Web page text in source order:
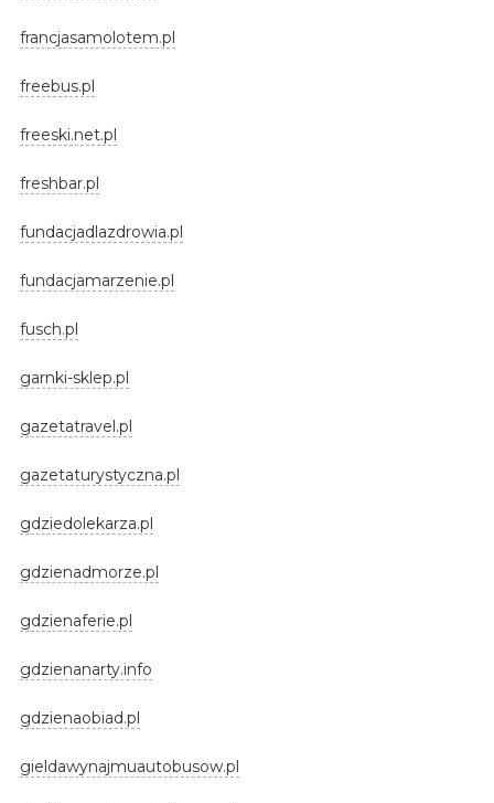
francjasamolotem.pl
freebus.pl
freeski.net.pl
freshbar.pl
fundacjadlazdrowia.pl
fundacjamarzenie.pl
fusch.pl
garnki-sklep.pl
gazetatravel.pl
gazetaturystyczna.pl
gdziedolekarza.pl
gdzienadmorze.pl
gdzienaferie.pl
gdzienanarty.info
gdzienaobiad.pl
gieldawynajmuautobusow.pl